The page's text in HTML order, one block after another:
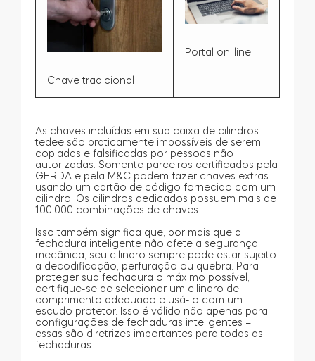
Chave tradicional
Portal on-line
As chaves incluídas em sua caixa de cilindros
tedee são praticamente impossíveis de serem
copiadas e falsificadas por pessoas não
autorizadas. Somente parceiros certificados pela
GERDA e pela M&C podem fazer chaves extras
usando um cartão de código fornecido com um
cilindro. Os cilindros dedicados possuem mais de
100.000 combinações de chaves.
Isso também significa que, por mais que a
fechadura inteligente não afete a segurança
mecânica, seu cilindro sempre pode estar sujeito
a decodificação, perfuração ou quebra. Para
proteger sua fechadura o máximo possível,
certifique-se de selecionar um cilindro de
comprimento adequado e usá-lo com um
escudo protetor. Isso é válido não apenas para
configurações de fechaduras inteligentes –
essas são diretrizes importantes para todas as
fechaduras.